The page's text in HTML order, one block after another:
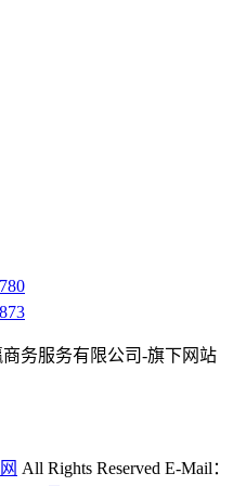
务服务有限公司-旗下网站
All Rights Reserved E-Mail：